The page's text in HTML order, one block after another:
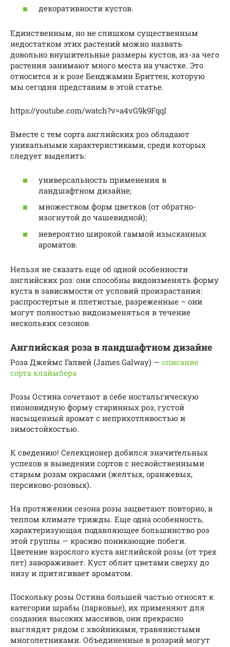
декоративности кустов.
Единственным, но не слишком существенным
недостатком этих растений можно назвать
довольно внушительные размеры кустов, из-за чего
растения занимают много места на участке. Это
относится и к розе Бенджамин Бриттен, которую
мы сегодня представим в этой статье.
https://youtube.com/watch?v=a4vG9k9FqqI
Вместе с тем сорта английских роз обладают
уникальными характеристиками, среди которых
следует выделить:
универсальность применения в
ландшафтном дизайне;
множеством форм цветков (от обратно-
изогнутой до чашевидной);
невероятно широкой гаммой изысканных
ароматов.
Нельзя не сказать еще об одной особенности
английских роз: они способны видоизменять форму
куста в зависимости от условий произрастания:
распростертые и плетистые, разреженные – они
могут полностью видоизменяться в течение
нескольких сезонов.
Английская роза в ландшафтном дизайне
Роза Джеймс Галвей (James Galway) — описание
сорта клаймбера
Розы Остина сочетают в себе ностальгическую
пионовидную форму старинных роз, густой
насыщенный аромат с неприхотливостью и
зимостойкостью.
К сведению! Селекционер добился значительных
успехов в выведении сортов с несвойственными
старым розам окрасами (желтых, оранжевых,
персиково-розовых).
На протяжении сезона розы зацветают повторно, в
теплом климате трижды. Еще одна особенность,
характеризующая подавляющее большинство роз
этой группы — красиво поникающие побеги.
Цветение взрослого куста английской розы (от трех
лет) завораживает. Куст облит цветами сверху до
низу и притягивает ароматом.
Поскольку розы Остина большей частью относят к
категории шрабы (парковые), их применяют для
создания высоких массивов, они прекрасно
выглядят рядом с хвойниками, травянистыми
многолетниками. Объединенные в розарий могут